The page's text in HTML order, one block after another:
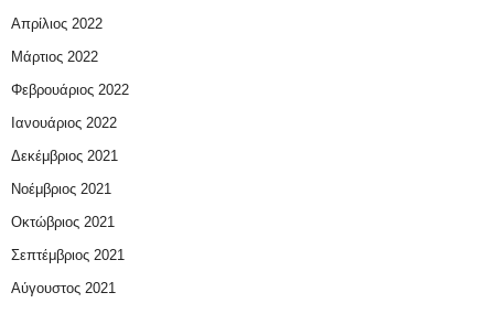
Απρίλιος 2022
Μάρτιος 2022
Φεβρουάριος 2022
Ιανουάριος 2022
Δεκέμβριος 2021
Νοέμβριος 2021
Οκτώβριος 2021
Σεπτέμβριος 2021
Αύγουστος 2021